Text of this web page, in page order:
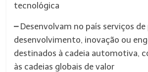
tecnológica
– Desenvolvam no país serviços de
desenvolvimento, inovação ou
destinados à cadeia automotiva,
às cadeias globais de valor